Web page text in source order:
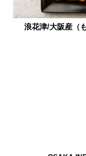
浪花津/大阪産（